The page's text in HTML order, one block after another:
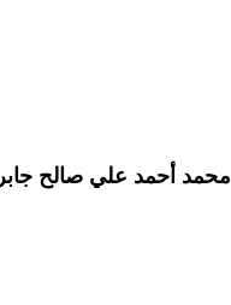
محمد أحمد علي صالح جابر